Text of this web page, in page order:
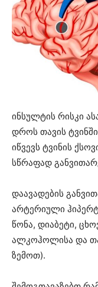
ინსულტის რისკი
დროს თავის
იწვევს ტვინის
სწრაფად
დაავადების
არტერიული
წონა, დიაბეტი,
ალკოჰოლისა და
ზემოთ).